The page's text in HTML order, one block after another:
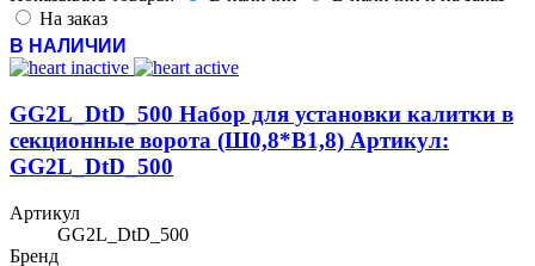
На заказ
В НАЛИЧИИ
GG2L_DtD_500 Набор для установки калитки в
секционные ворота (Ш0,8*В1,8) Артикул:
GG2L_DtD_500
Артикул
GG2L_DtD_500
Бренд